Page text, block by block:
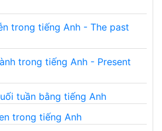
trong tiếng Anh - The past
trong tiếng Anh - Present
tuần bằng tiếng Anh
trong tiếng Anh